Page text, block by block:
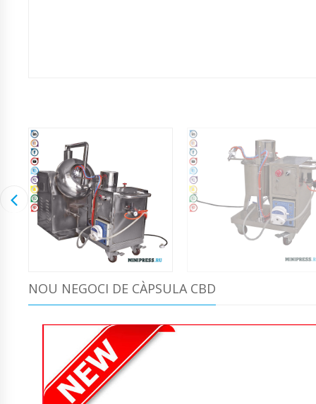
NOU NEGOCI DE CÀPSULA CBD